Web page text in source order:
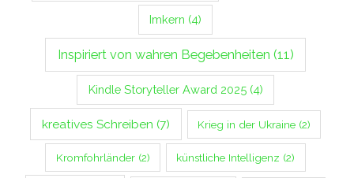
Imkern (4)
Inspiriert von wahren Begebenheiten (11)
Kindle Storyteller Award 2025(4)
kreatives Schreiben (7) Krieg in der Ukraine(2)
Kromfohrländer(2) künstliche Intelligenz (2)